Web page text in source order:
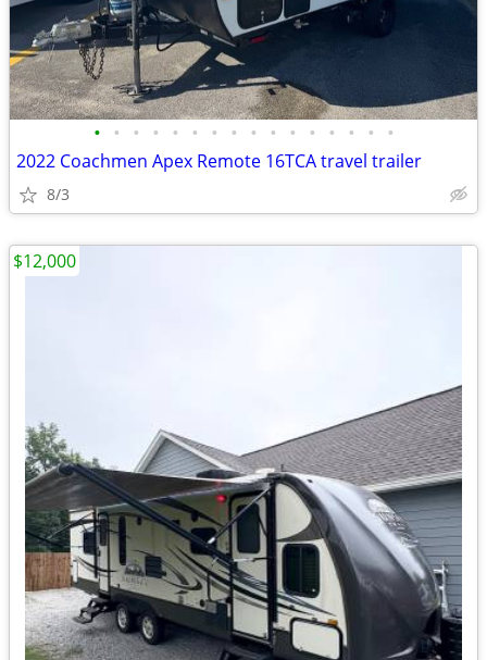
• • • • • • • • • • • • • • • •
2022 Coachmen Apex Remote 16TCA travel trailer
8/3
$12,000